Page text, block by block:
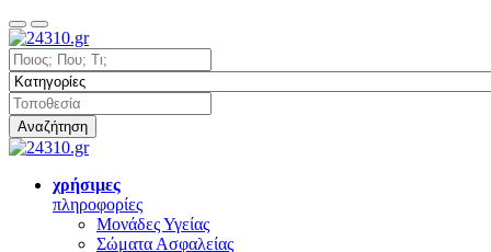
Αναζήτηση
χρήσιμες
πληροφορίες
Μονάδες Υγείας
Σώματα Ασφαλείας